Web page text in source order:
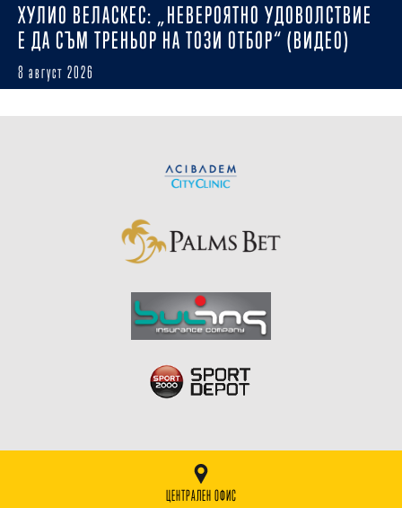
ХУЛИО ВЕЛАСКЕС: „НЕВЕРОЯТНО УДОВОЛСТВИЕ
Е ДА СЪМ ТРЕНЬОР НА ТОЗИ ОТБОР“ (ВИДЕО)
8 август 2026
ЦЕНТРАЛЕН ОФИС